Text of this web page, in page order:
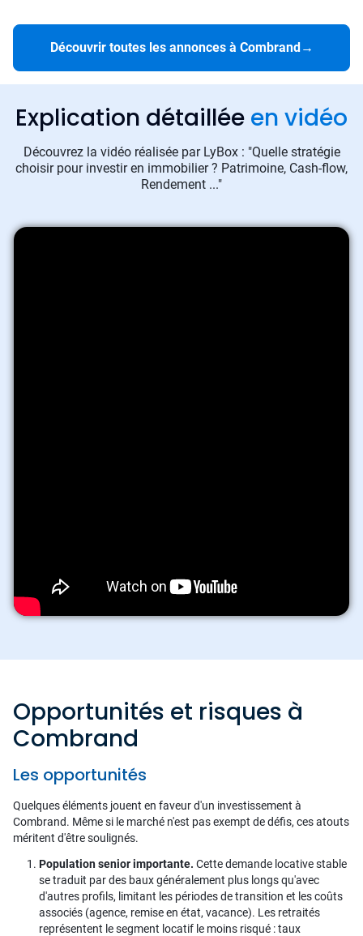
Découvrir toutes les annonces à Combrand→
Explication détaillée en vidéo
Découvrez la vidéo réalisée par LyBox : "Quelle stratégie
choisir pour investir en immobilier ? Patrimoine, Cash-flow,
Rendement ..."
Opportunités et risques à
Combrand
Les opportunités
Quelques éléments jouent en faveur d'un investissement à
Combrand. Même si le marché n'est pas exempt de défis, ces atouts
méritent d'être soulignés.
Population senior importante. Cette demande locative stable
se traduit par des baux généralement plus longs qu'avec
d'autres profils, limitant les périodes de transition et les coûts
associés (agence, remise en état, vacance). Les retraités
représentent le segment locatif le moins risqué : taux